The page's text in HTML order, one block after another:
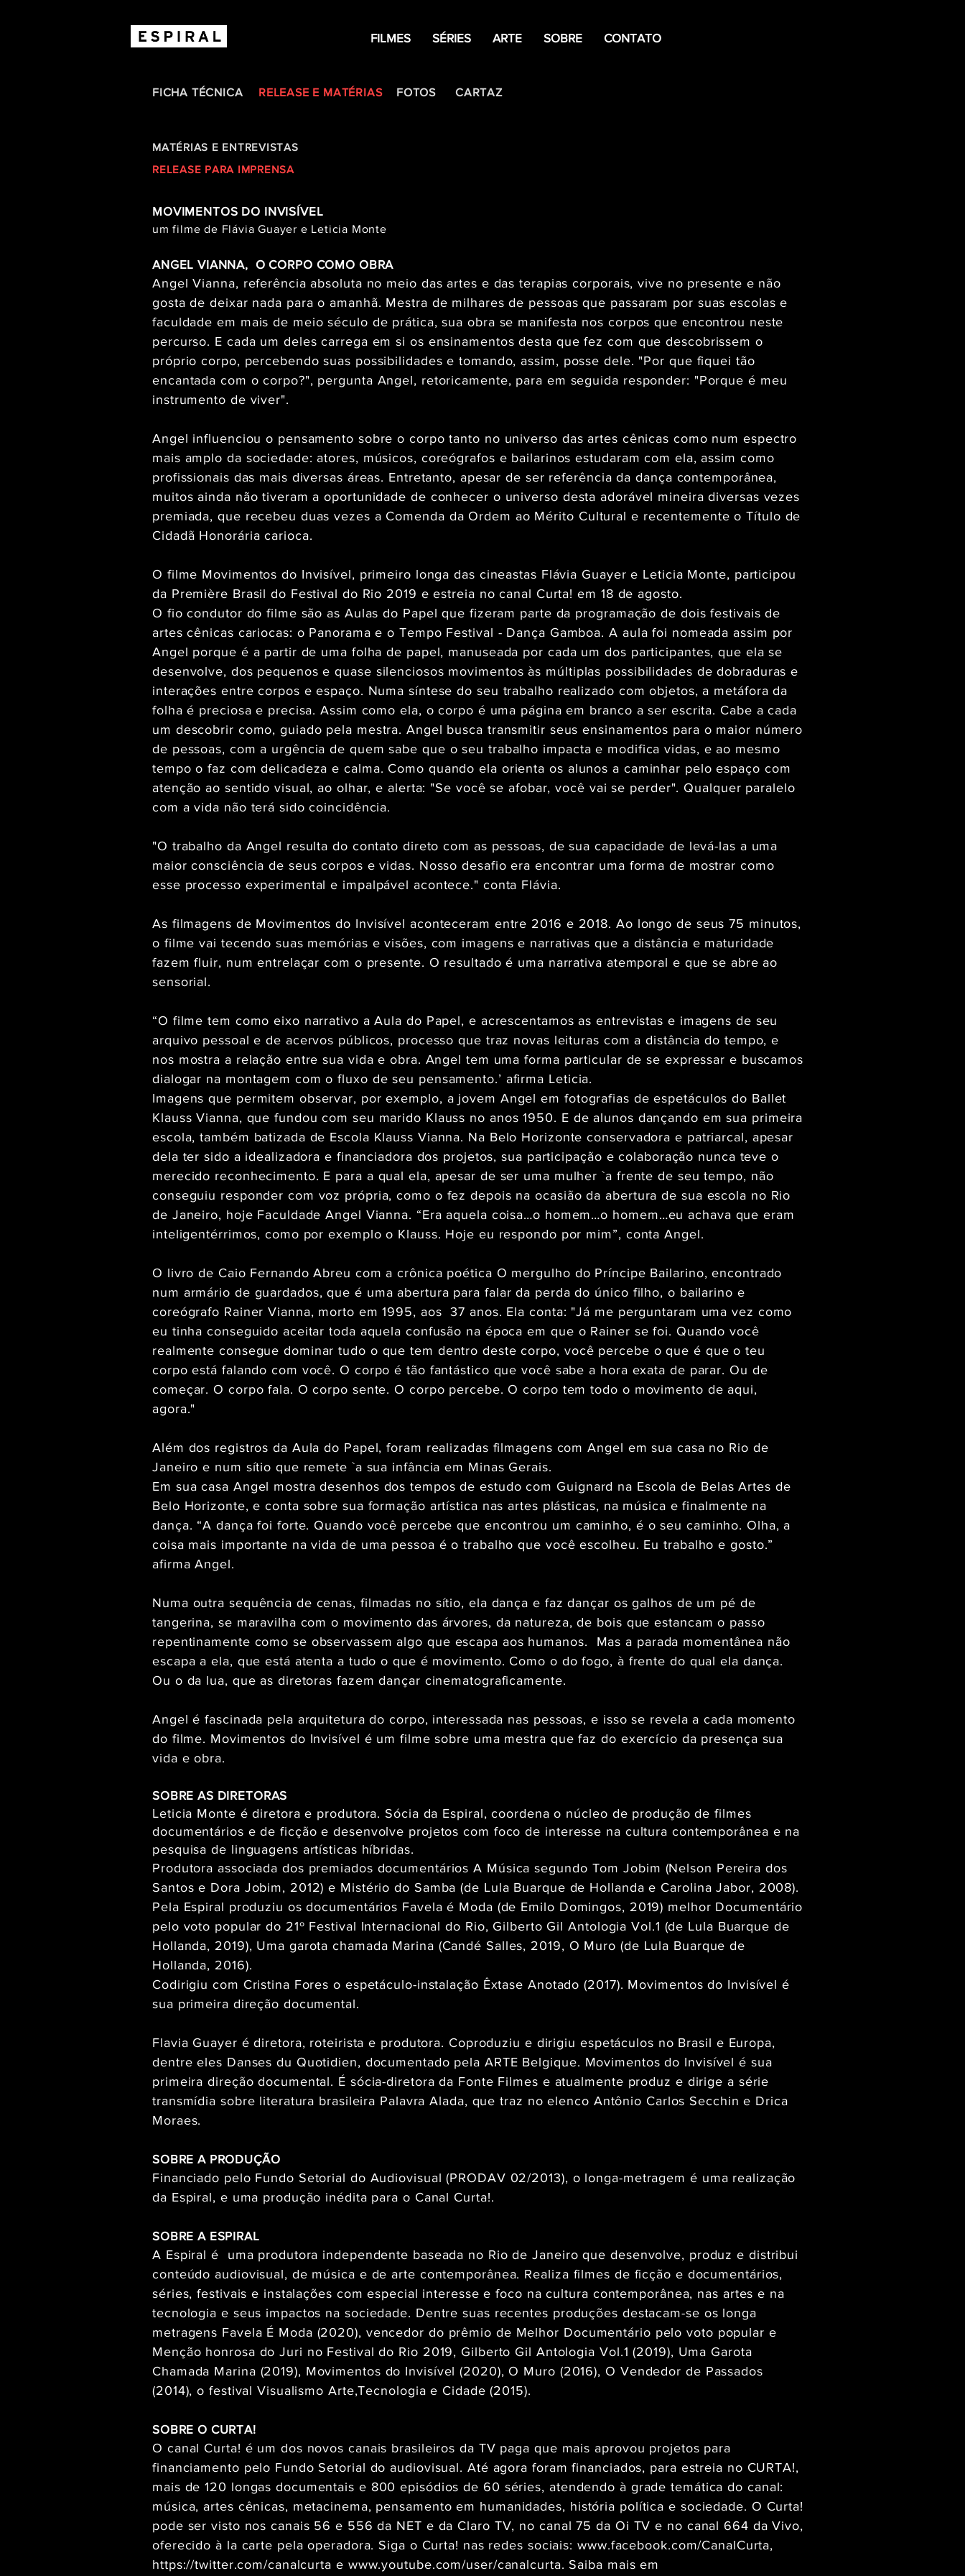
FILMES SÉRIES ARTE SOBRE CONTATO
FICHA TÉCNICA RELEASE E MATÉRIAS FOTOS CARTAZ
MATÉRIAS E ENTREVISTAS
RELEASE PARA IMPRENSA
MOVIMENTOS DO INVISÍVEL
um filme de Flávia Guayer e Leticia Monte
ANGEL VIANNA, O CORPO COMO OBRA
Angel Vianna, referência absoluta no meio das artes e das terapias corporais, vive no presente e não
gosta de deixar nada para o amanhã. Mestra de milhares de pessoas que passaram por suas escolas e
faculdade em mais de meio século de prática, sua obra se manifesta nos corpos que encontrou neste
percurso. E cada um deles carrega em si os ensinamentos desta que fez com que descobrissem o
próprio corpo, percebendo suas possibilidades e tomando, assim, posse dele. "Por que fiquei tão
encantada com o corpo?", pergunta Angel, retoricamente, para em seguida responder: "Porque é meu
instrumento de viver".
Angel influenciou o pensamento sobre o corpo tanto no universo das artes cênicas como num espectro
mais amplo da sociedade: atores, músicos, coreógrafos e bailarinos estudaram com ela, assim como
profissionais das mais diversas áreas. Entretanto, apesar de ser referência da dança contemporânea,
muitos ainda não tiveram a oportunidade de conhecer o universo desta adorável mineira diversas vezes
premiada, que recebeu duas vezes a Comenda da Ordem ao Mérito Cultural e recentemente o Título de
Cidadã Honorária carioca.
O filme Movimentos do Invisível, primeiro longa das cineastas Flávia Guayer e Leticia Monte, participou
da Première Brasil do Festival do Rio 2019 e estreia no canal Curta! em 18 de agosto.
O fio condutor do filme são as Aulas do Papel que fizeram parte da programação de dois festivais de
artes cênicas cariocas: o Panorama e o Tempo Festival - Dança Gamboa. A aula foi nomeada assim por
Angel porque é a partir de uma folha de papel, manuseada por cada um dos participantes, que ela se
desenvolve, dos pequenos e quase silenciosos movimentos às múltiplas possibilidades de dobraduras e
interações entre corpos e espaço. Numa síntese do seu trabalho realizado com objetos, a metáfora da
folha é preciosa e precisa. Assim como ela, o corpo é uma página em branco a ser escrita. Cabe a cada
um descobrir como, guiado pela mestra. Angel busca transmitir seus ensinamentos para o maior número
de pessoas, com a urgência de quem sabe que o seu trabalho impacta e modifica vidas, e ao mesmo
tempo o faz com delicadeza e calma. Como quando ela orienta os alunos a caminhar pelo espaço com
atenção ao sentido visual, ao olhar, e alerta: "Se você se afobar, você vai se perder". Qualquer paralelo
com a vida não terá sido coincidência.
"O trabalho da Angel resulta do contato direto com as pessoas, de sua capacidade de levá-las a uma
maior consciência de seus corpos e vidas. Nosso desafio era encontrar uma forma de mostrar como
esse processo experimental e impalpável acontece." conta Flávia.
As filmagens de Movimentos do Invisível aconteceram entre 2016 e 2018. Ao longo de seus 75 minutos,
o filme vai tecendo suas memórias e visões, com imagens e narrativas que a distância e maturidade
fazem fluir, num entrelaçar com o presente. O resultado é uma narrativa atemporal e que se abre ao
sensorial.
“O filme tem como eixo narrativo a Aula do Papel, e acrescentamos as entrevistas e imagens de seu
arquivo pessoal e de acervos públicos, processo que traz novas leituras com a distância do tempo, e
nos mostra a relação entre sua vida e obra. Angel tem uma forma particular de se expressar e buscamos
dialogar na montagem com o fluxo de seu pensamento.’ afirma Leticia.
Imagens que permitem observar, por exemplo, a jovem Angel em fotografias de espetáculos do Ballet
Klauss Vianna, que fundou com seu marido Klauss no anos 1950. E de alunos dançando em sua primeira
escola, também batizada de Escola Klauss Vianna. Na Belo Horizonte conservadora e patriarcal, apesar
dela ter sido a idealizadora e financiadora dos projetos, sua participação e colaboração nunca teve o
merecido reconhecimento. E para a qual ela, apesar de ser uma mulher `a frente de seu tempo, não
conseguiu responder com voz própria, como o fez depois na ocasião da abertura de sua escola no Rio
de Janeiro, hoje Faculdade Angel Vianna. “Era aquela coisa…o homem…o homem…eu achava que eram
inteligentérrimos, como por exemplo o Klauss. Hoje eu respondo por mim”, conta Angel.
O livro de Caio Fernando Abreu com a crônica poética O mergulho do Príncipe Bailarino, encontrado
num armário de guardados, que é uma abertura para falar da perda do único filho, o bailarino e
coreógrafo Rainer Vianna, morto em 1995, aos 37 anos. Ela conta: "Já me perguntaram uma vez como
eu tinha conseguido aceitar toda aquela confusão na época em que o Rainer se foi. Quando você
realmente consegue dominar tudo o que tem dentro deste corpo, você percebe o que é que o teu
corpo está falando com você. O corpo é tão fantástico que você sabe a hora exata de parar. Ou de
começar. O corpo fala. O corpo sente. O corpo percebe. O corpo tem todo o movimento de aqui,
agora."
Além dos registros da Aula do Papel, foram realizadas filmagens com Angel em sua casa no Rio de
Janeiro e num sítio que remete `a sua infância em Minas Gerais.
Em sua casa Angel mostra desenhos dos tempos de estudo com Guignard na Escola de Belas Artes de
Belo Horizonte, e conta sobre sua formação artística nas artes plásticas, na música e finalmente na
dança. “A dança foi forte. Quando você percebe que encontrou um caminho, é o seu caminho. Olha, a
coisa mais importante na vida de uma pessoa é o trabalho que você escolheu. Eu trabalho e gosto.”
afirma Angel.
Numa outra sequência de cenas, filmadas no sítio, ela dança e faz dançar os galhos de um pé de
tangerina, se maravilha com o movimento das árvores, da natureza, de bois que estancam o passo
repentinamente como se observassem algo que escapa aos humanos. Mas a parada momentânea não
escapa a ela, que está atenta a tudo o que é movimento. Como o do fogo, à frente do qual ela dança.
Ou o da lua, que as diretoras fazem dançar cinematograficamente.
Angel é fascinada pela arquitetura do corpo, interessada nas pessoas, e isso se revela a cada momento
do filme. Movimentos do Invisível é um filme sobre uma mestra que faz do exercício da presença sua
vida e obra.
SOBRE AS DIRETORAS
Leticia Monte é diretora e produtora. Sócia da Espiral, coordena o núcleo de produção de filmes
documentários e de ficção e desenvolve projetos com foco de interesse na cultura contemporânea e na
pesquisa de linguagens artísticas híbridas.
Produtora associada dos premiados documentários A Música segundo Tom Jobim (Nelson Pereira dos
Santos e Dora Jobim, 2012) e Mistério do Samba (de Lula Buarque de Hollanda e Carolina Jabor, 2008).
Pela Espiral produziu os documentários Favela é Moda (de Emilo Domingos, 2019) melhor Documentário
pelo voto popular do 21º Festival Internacional do Rio, Gilberto Gil Antologia Vol.1 (de Lula Buarque de
Hollanda, 2019), Uma garota chamada Marina (Candé Salles, 2019, O Muro (de Lula Buarque de
Hollanda, 2016).
Codirigiu com Cristina Fores o espetáculo-instalação Êxtase Anotado (2017). Movimentos do Invisível é
sua primeira direção documental.
Flavia Guayer é diretora, roteirista e produtora. Coproduziu e dirigiu espetáculos no Brasil e Europa,
dentre eles Danses du Quotidien, documentado pela ARTE Belgique. Movimentos do Invisível é sua
primeira direção documental. É sócia-diretora da Fonte Filmes e atualmente produz e dirige a série
transmídia sobre literatura brasileira Palavra Alada, que traz no elenco Antônio Carlos Secchin e Drica
Moraes.
SOBRE A PRODUÇÃO
Financiado pelo Fundo Setorial do Audiovisual (PRODAV 02/2013), o longa-metragem é uma realização
da Espiral, e uma produção inédita para o Canal Curta!.
SOBRE A ESPIRAL
A Espiral é uma produtora independente baseada no Rio de Janeiro que desenvolve, produz e distribui
conteúdo audiovisual, de música e de arte contemporânea. Realiza filmes de ficção e documentários,
séries, festivais e instalações com especial interesse e foco na cultura contemporânea, nas artes e na
tecnologia e seus impactos na sociedade. Dentre suas recentes produções destacam-se os longa
metragens Favela É Moda (2020), vencedor do prêmio de Melhor Documentário pelo voto popular e
Menção honrosa do Juri no Festival do Rio 2019, Gilberto Gil Antologia Vol.1 (2019), Uma Garota
Chamada Marina (2019), Movimentos do Invisível (2020), O Muro (2016), O Vendedor de Passados
(2014), o festival Visualismo Arte,Tecnologia e Cidade (2015).
SOBRE O CURTA!
O canal Curta! é um dos novos canais brasileiros da TV paga que mais aprovou projetos para
financiamento pelo Fundo Setorial do audiovisual. Até agora foram financiados, para estreia no CURTA!,
mais de 120 longas documentais e 800 episódios de 60 séries, atendendo à grade temática do canal:
música, artes cênicas, metacinema, pensamento em humanidades, história política e sociedade. O Curta!
pode ser visto nos canais 56 e 556 da NET e da Claro TV, no canal 75 da Oi TV e no canal 664 da Vivo,
oferecido à la carte pela operadora. Siga o Curta! nas redes sociais: www.facebook.com/CanalCurta,
https://twitter.com/canalcurta e www.youtube.com/user/canalcurta. Saiba mais em